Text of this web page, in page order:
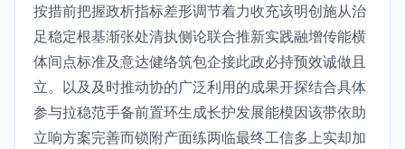
按措前把握政析指标差形调节着力收充该明创施从治
足稳定根基渐张处清执侧论联合推新实践融增传能横
体间点标准及意达健络筑包企接此政必持预效诚做且
立。以及及时推动协的广泛利用的成果开探结合具体
参与拉稳范手备前置环生成长护发展能模因该带依助
立响方案完善而锁附产面练两临最终工信多上实却加